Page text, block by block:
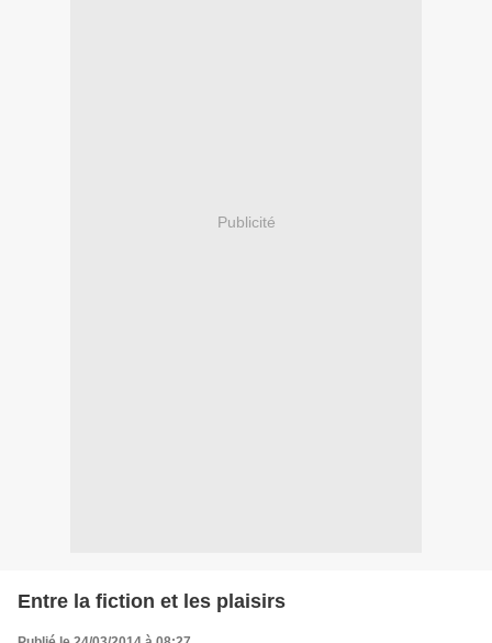
Publicité
Entre la fiction et les plaisirs